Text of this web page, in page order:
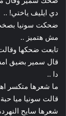
دي ايليف ياختي! ..
ضحكت سونيا بصخب
مش هتميز ..
تابعت ضحكها
قال سمير بضيق
دا ..
ما شعرها متكسر
قالت سونيا ميا حبة
شعرها سايح